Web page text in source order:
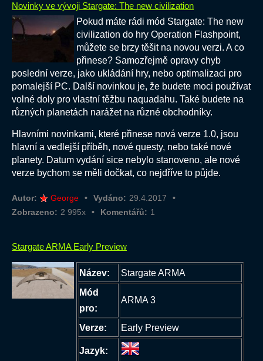
Novinky ve vývoji Stargate: The new civilization
Pokud máte rádi mód Stargate: The new
civilization do hry Operation Flashpoint,
můžete se brzy těšit na novou verzi. A co
přinese? Samozřejmě opravy chyb
poslední verze, jako ukládání hry, nebo optimalizaci pro
pomalejší PC. Další novinkou je, že budete moci používat
volné doly pro vlastní těžbu naquadahu. Také budete na
různých planetách narážet na různé obchodníky.
Hlavními novinkami, které přinese nová verze 1.0, jsou
hlavní a vedlejší příběh, nové questy, nebo také nové
planety. Datum vydání sice nebylo stanoveno, ale nové
verze bychom se měli dočkat, co nejdříve to půjde.
Autor: George Vydáno: 29.4.2017
Zobrazeno: 2 995x Komentářů: 1
Stargate ARMA Early Preview
Název:
Stargate ARMA
Mód
pro:
ARMA 3
Verze: Early Preview
Jazyk: